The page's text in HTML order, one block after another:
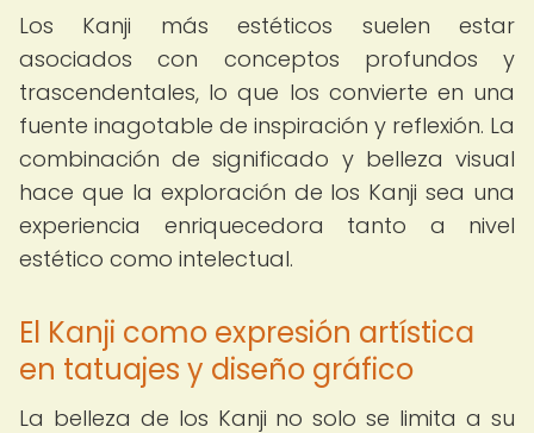
Los Kanji más estéticos suelen estar
asociados con conceptos profundos y
trascendentales, lo que los convierte en una
fuente inagotable de inspiración y reflexión. La
combinación de significado y belleza visual
hace que la exploración de los Kanji sea una
experiencia enriquecedora tanto a nivel
estético como intelectual.
El Kanji como expresión artística
en tatuajes y diseño gráfico
La belleza de los Kanji no solo se limita a su